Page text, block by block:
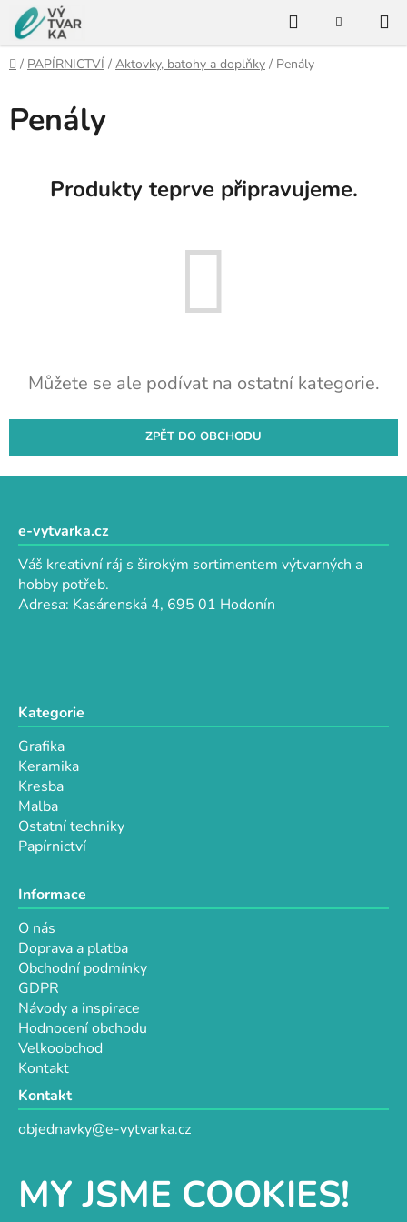
MY JSME COOKIES!
Přejít
na
obsah
HledatNÁKUPNÍ
Domů
/ PAPÍRNICTVÍ / Aktovky, batohy a doplňky / Penály
Penály
Produkty teprve připravujeme.
Můžete se ale podívat na ostatní kategorie.
ZPĚT DO OBCHODU
e-vytvarka.cz
Váš kreativní ráj s širokým sortimentem výtvarných a
hobby potřeb.
Adresa: Kasárenská 4, 695 01 Hodonín
Kategorie
Grafika
Keramika
Kresba
Malba
Ostatní techniky
Papírnictví
Informace
O nás
Doprava a platba
Obchodní podmínky
GDPR
Návody a inspirace
Hodnocení obchodu
Velkoobchod
Kontakt
Kontakt
objednavky@e-vytvarka.cz
Facebook